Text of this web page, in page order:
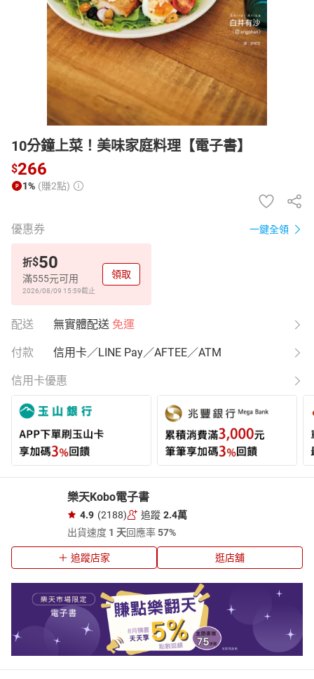
日本購物 電子/紙本書
HOT
10分鐘上菜！美味家庭料理【電子書】
$266
1% (賺2點)
優惠券 一鍵全領
折$50
滿555元可用
2026/08/09 15:59截止
領取
配送 無實體配送 免運
付款 信用卡／LINE Pay／AFTEE／ATM
信用卡優惠
樂天Kobo電子書
4.9 (2188) 追蹤 2.4萬
出貨速度 1 天回應率57%
追蹤店家 逛店舖